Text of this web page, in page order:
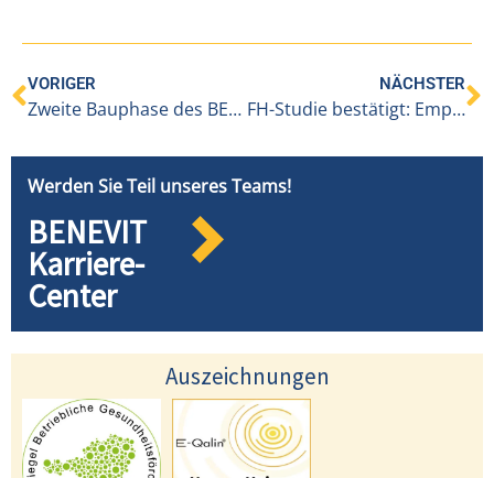
VORIGER
Zweite Bauphase des BENEVIT-Abt Pfanner-Hauses abgeschlossen
NÄCHSTER
FH-Studie bestätigt: Employer Branding auch für Pflegeheime notwendig
Werden Sie Teil unseres Teams!
BENEVIT
Karriere-
Center
Auszeichnungen